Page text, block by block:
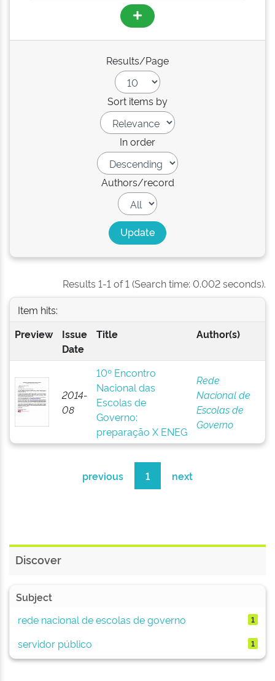
Results/Page
Sort items by
In order
Authors/record
Results 1-1 of 1 (Search time: 0.002 seconds).
Item hits:
Preview
Issue
Date
Title Author(s)
2014-
08
10º Encontro
Nacional das
Escolas de
Governo:
preparação X ENEG
Rede
Nacional de
Escolas de
Governo
previous 1 next
Discover
Subject
rede nacional de escolas de governo
1
servidor público 1